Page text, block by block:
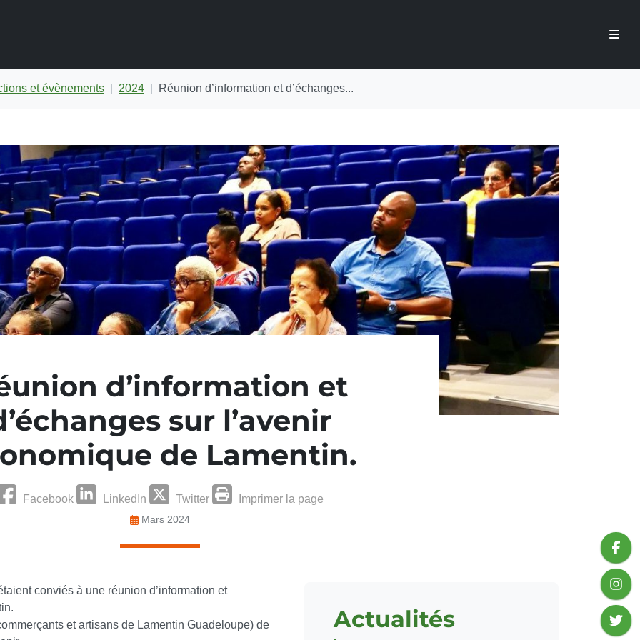
et évènements 2024 Réunion d’information et d’échanges...
d’information et
sur l’avenir
de Lamentin.
Facebook LinkedIn Twitter Imprimer la page
Mars 2024
conviés à une réunion d’information et
et artisans de Lamentin Guadeloupe) de
Actualités